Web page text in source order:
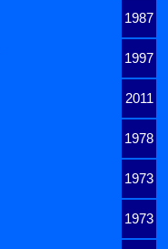
1987
1997
2011
1978
1973
1973